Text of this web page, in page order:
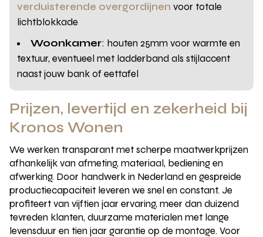
verduisterende overgordijnen voor totale
lichtblokkade
Woonkamer: houten 25mm voor warmte en
textuur, eventueel met ladderband als stijlaccent
naast jouw bank of eettafel
Prijzen, levertijd en zekerheid bij
Kronos Wonen
We werken transparant met scherpe maatwerkprijzen
afhankelijk van afmeting, materiaal, bediening en
afwerking. Door handwerk in Nederland en gespreide
productiecapaciteit leveren we snel en constant. Je
profiteert van vijftien jaar ervaring, meer dan duizend
tevreden klanten, duurzame materialen met lange
levensduur en tien jaar garantie op de montage. Voor